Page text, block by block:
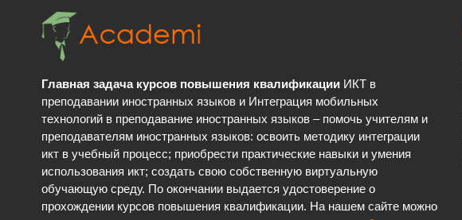
Главная задача курсов повышения квалификации ИКТ в
преподавании иностранных языков и Интеграция мобильных
технологий в преподавание иностранных языков – помочь учителям и
преподавателям иностранных языков: освоить методику интеграции
икт в учебный процесс; приобрести практические навыки и умения
использования икт; cоздать свою собственную виртуальную
обучающую среду. По окончании выдается удостоверение о
прохождении курсов повышения квалификации. На нашем сайте можно